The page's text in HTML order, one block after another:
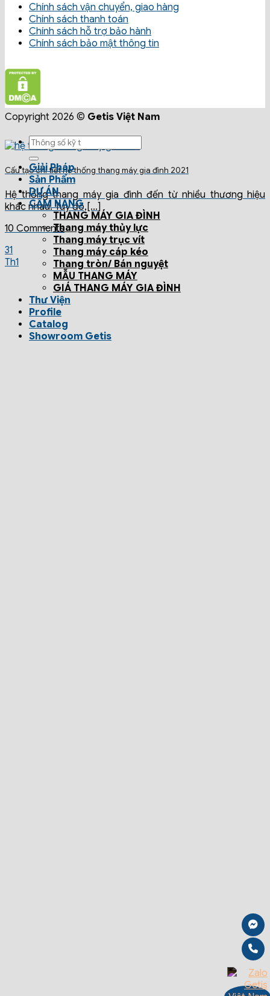
Cấu tạo chi tiết hệ thống thang máy gia đình 2021
Hệ thống thang máy gia đình đến từ nhiều thương hiệu
khác nhau. Tuy đó,[...]
10 Comments
31
Th1
Chính sách vận chuyển, giao hàng
Chính sách thanh toán
Chính sách hỗ trợ bảo hành
Chính sách bảo mật thông tin
Copyright 2026 © Getis Việt Nam
Giải Pháp
Sản Phẩm
DỰ ÁN
CẨM NANG
THANG MÁY GIA ĐÌNH
Thang máy thủy lực
Thang máy trục vít
Thang máy cáp kéo
Thang tròn/ Bán nguyệt
MẪU THANG MÁY
GIÁ THANG MÁY GIA ĐÌNH
Thư Viện
Profile
Catalog
Showroom Getis